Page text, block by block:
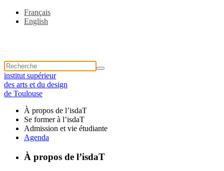
Français
English
institut supérieur
des arts et du design
de Toulouse
À propos de l’isdaT
Se former à l’isdaT
Admission et vie étudiante
Agenda
À propos de l’isdaT